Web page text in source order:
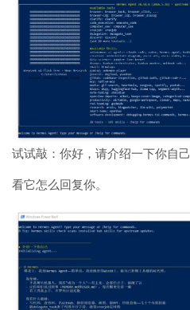
试试敲：你好，请介绍一下你自己
看它怎么回复你。